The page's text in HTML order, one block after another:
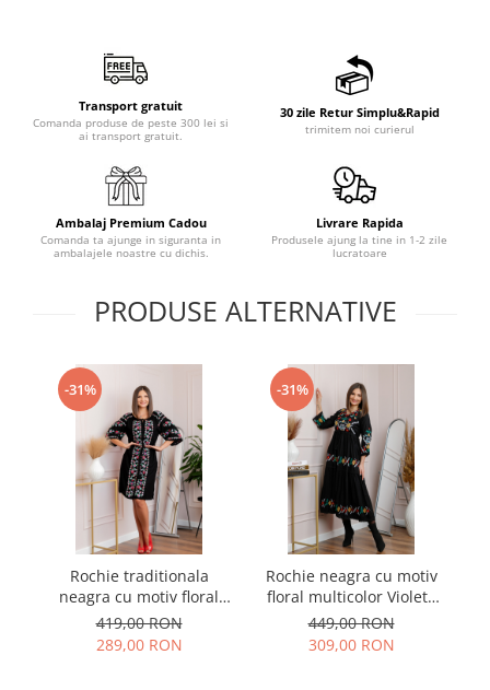
Transport gratuit
Comanda produse de peste 300 lei si
ai transport gratuit.
30 zile Retur Simplu&Rapid
trimitem noi curierul
Ambalaj Premium Cadou
Comanda ta ajunge in siguranta in
ambalajele noastre cu dichis.
Livrare Rapida
Produsele ajung la tine in 1-2 zile
lucratoare
PRODUSE ALTERNATIVE
-31%
Rochie traditionala
neagra cu motiv floral
multicolor Gisela 01
419,00 RON
289,00 RON
-31%
Rochie neagra cu motiv
floral multicolor Violeta
01
449,00 RON
309,00 RON